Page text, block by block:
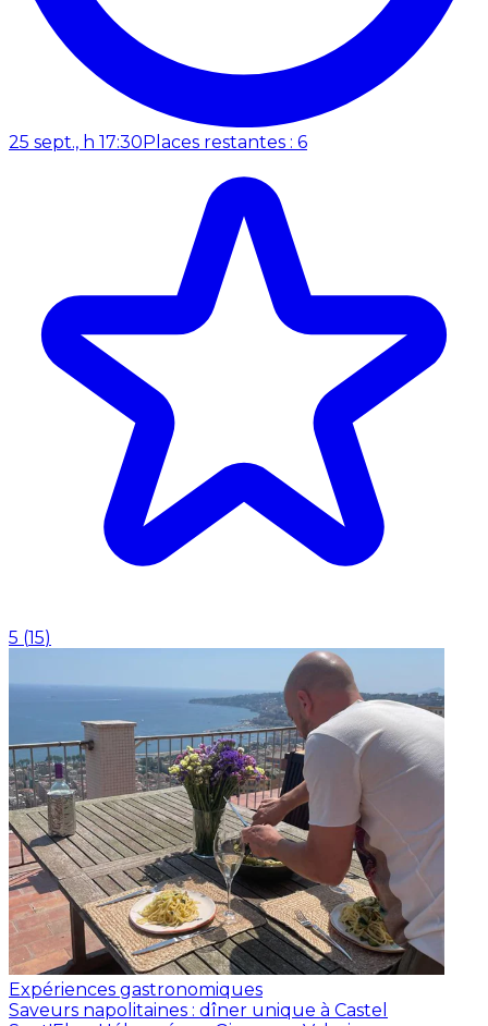
25 sept., h 17:30Places restantes : 6
5 (15)
Expériences gastronomiques
Saveurs napolitaines : dîner unique à Castel